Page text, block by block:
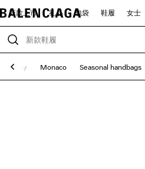
新款上市 礼品 包袋 鞋履 女士
Monaco Seasonal handbags